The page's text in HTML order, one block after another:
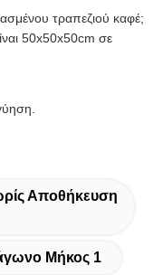
τραπεζιού καφέ;
50x50x50cm σε
Αποθήκευση
Μήκος 1